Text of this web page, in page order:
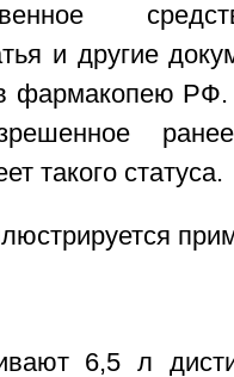
и другие
фармакопею РФ.
такого статуса.
6,5 л